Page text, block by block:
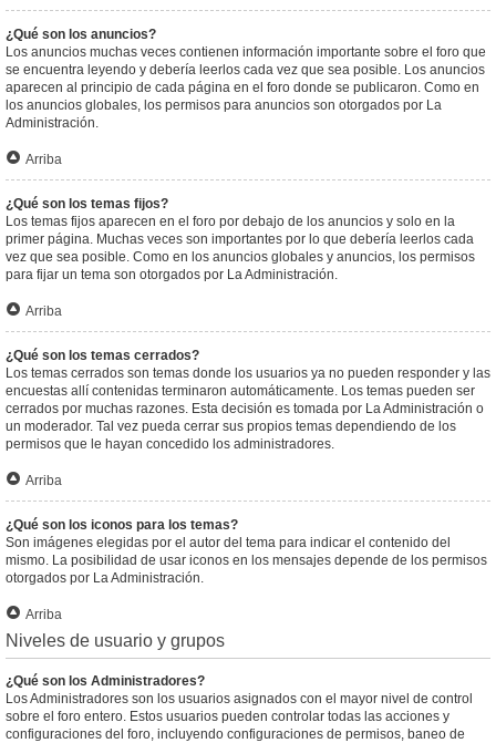
¿Qué son los anuncios?
Los anuncios muchas veces contienen información importante sobre el foro que
se encuentra leyendo y debería leerlos cada vez que sea posible. Los anuncios
aparecen al principio de cada página en el foro donde se publicaron. Como en
los anuncios globales, los permisos para anuncios son otorgados por La
Administración.
Arriba
¿Qué son los temas fijos?
Los temas fijos aparecen en el foro por debajo de los anuncios y solo en la
primer página. Muchas veces son importantes por lo que debería leerlos cada
vez que sea posible. Como en los anuncios globales y anuncios, los permisos
para fijar un tema son otorgados por La Administración.
Arriba
¿Qué son los temas cerrados?
Los temas cerrados son temas donde los usuarios ya no pueden responder y las
encuestas allí contenidas terminaron automáticamente. Los temas pueden ser
cerrados por muchas razones. Esta decisión es tomada por La Administración o
un moderador. Tal vez pueda cerrar sus propios temas dependiendo de los
permisos que le hayan concedido los administradores.
Arriba
¿Qué son los iconos para los temas?
Son imágenes elegidas por el autor del tema para indicar el contenido del
mismo. La posibilidad de usar iconos en los mensajes depende de los permisos
otorgados por La Administración.
Arriba
Niveles de usuario y grupos
¿Qué son los Administradores?
Los Administradores son los usuarios asignados con el mayor nivel de control
sobre el foro entero. Estos usuarios pueden controlar todas las acciones y
configuraciones del foro, incluyendo configuraciones de permisos, baneo de